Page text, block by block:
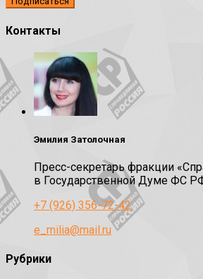
Контакты
Эмилия Затолочная
Пресс-секретарь фракции
в Государственной Думе ФС
+7 (926) 356-72-42
e_milia@mail.ru
Рубрики